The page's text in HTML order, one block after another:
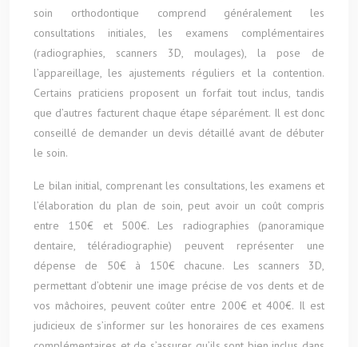
soin orthodontique comprend généralement les
consultations initiales, les examens complémentaires
(radiographies, scanners 3D, moulages), la pose de
l’appareillage, les ajustements réguliers et la contention.
Certains praticiens proposent un forfait tout inclus, tandis
que d’autres facturent chaque étape séparément. Il est donc
conseillé de demander un devis détaillé avant de débuter
le soin.
Le bilan initial, comprenant les consultations, les examens et
l’élaboration du plan de soin, peut avoir un coût compris
entre 150€ et 500€. Les radiographies (panoramique
dentaire, téléradiographie) peuvent représenter une
dépense de 50€ à 150€ chacune. Les scanners 3D,
permettant d’obtenir une image précise de vos dents et de
vos mâchoires, peuvent coûter entre 200€ et 400€. Il est
judicieux de s’informer sur les honoraires de ces examens